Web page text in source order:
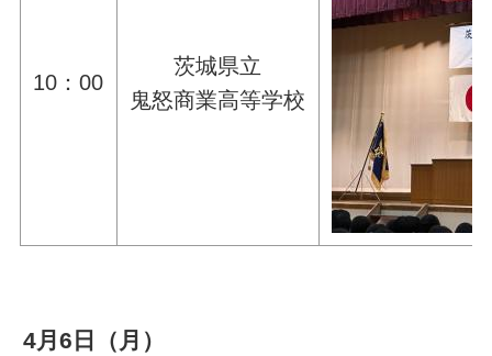
10：00
茨城県立
鬼怒商業高等学校
4月6日（月）